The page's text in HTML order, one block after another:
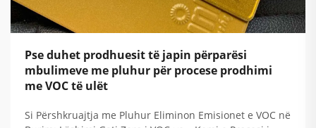
Pse duhet prodhuesit të japin përparësi
mbulimeve me pluhur për procese prodhimi
me VOC të ulët
Si Përshkruajtja me Pluhur Eliminon Emisionet e VOC në